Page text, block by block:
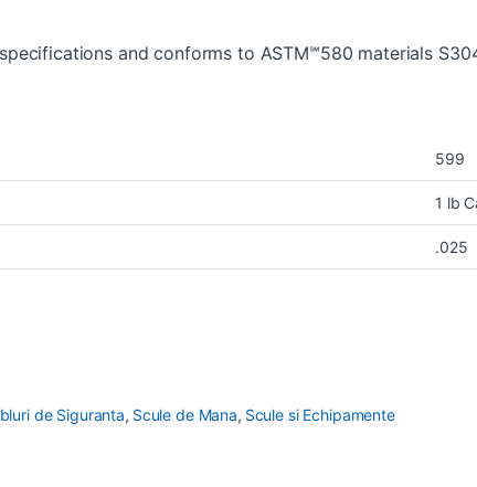
and conforms to ASTM℠580 materials
599
1 lb
.025
de Siguranta, Scule de Mana, Scule si Echipamente